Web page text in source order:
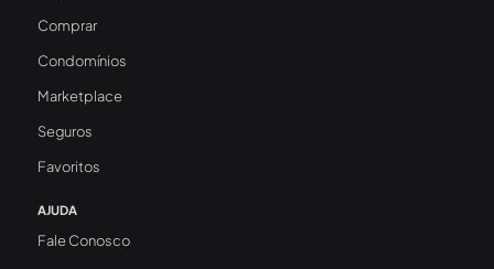
Comprar
Condomínios
Marketplace
Seguros
Favoritos
AJUDA
Fale Conosco